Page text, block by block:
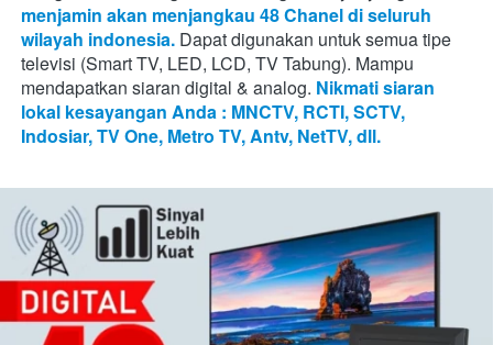
menjamin akan menjangkau 48 Chanel di seluruh
wilayah indonesia. Dapat digunakan untuk semua tipe
televisi (Smart TV, LED, LCD, TV Tabung). Mampu
mendapatkan siaran digital & analog. Nikmati siaran
lokal kesayangan Anda : MNCTV, RCTI, SCTV,
Indosiar, TV One, Metro TV, Antv, NetTV, dll.